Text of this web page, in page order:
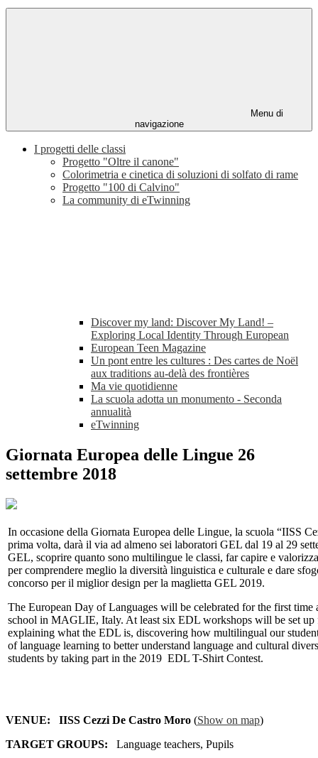
Menu di
navigazione
I progetti delle classi
Progetto "Oltre il canone"
Colorimetria e cinetica di soluzioni di solfato di rame
Progetto "100 di Calvino"
La community di eTwinning
Discover my land: Discover My Land! –
Exploring Local Identity Through European
European Teen Magazine
Un pont entre les cultures : Des cartes de Noël
aux traditions au-delà des frontières
Ma vie quotidienne
La scuola adotta un monumento - Seconda
annualità
eTwinning
Giornata Europea delle Lingue 26
settembre 2018
In occasione della Giornata Europea delle Lingue, la scuola “IISS
prima volta, darà il via ad almeno sei laboratori GEL dal 19 al 29
GEL, scoprire quanto sono multilingue le classi, far capire e
per comprendere meglio la diversità linguistica e culturale e dare
concorso per il miglior design per la maglietta GEL 2019.
The European Day of Languages will be celebrated for the first time
school in MAGLIE, Italy. At least six EDL workshops will be set up
explaining what the EDL is, discovering how multilingual our
of language learning to better understand language and cultural
students by taking part in the 2019 EDL T-Shirt Contest.
VENUE: IISS Cezzi De Castro Moro (Show on map)
TARGET GROUPS:
Language teachers, Pupils